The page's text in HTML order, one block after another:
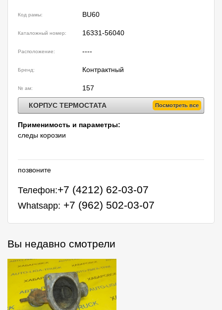
Код рамы: BU60
Каталожный номер: 16331-56040
Расположение: ----
Бренд: Контрактный
№ ам: 157
КОРПУС ТЕРМОСТАТА Посмотреть все
Применимость и параметры:
следы корозии
позвоните
Телефон:+7 (4212) 62-03-07
Whatsapp: +7 (962) 502-03-07
Вы недавно смотрели